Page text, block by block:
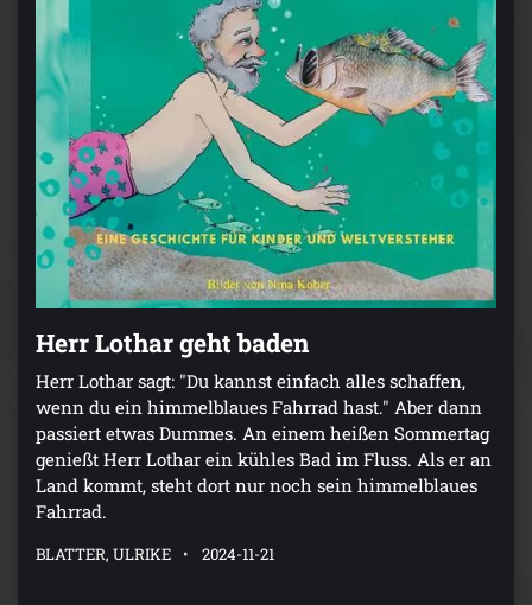
Herr Lothar geht baden
Herr Lothar sagt: "Du kannst einfach alles schaffen,
wenn du ein himmelblaues Fahrrad hast." Aber dann
passiert etwas Dummes. An einem heißen Sommertag
genießt Herr Lothar ein kühles Bad im Fluss. Als er an
Land kommt, steht dort nur noch sein himmelblaues
Fahrrad.
BLATTER, ULRIKE 2024-11-21